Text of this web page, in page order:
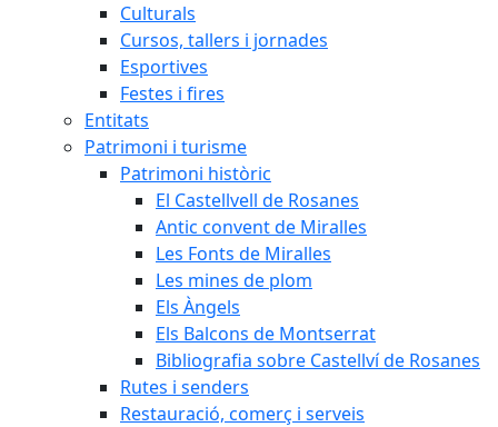
Culturals
Cursos, tallers i jornades
Esportives
Festes i fires
Entitats
Patrimoni i turisme
Patrimoni històric
El Castellvell de Rosanes
Antic convent de Miralles
Les Fonts de Miralles
Les mines de plom
Els Àngels
Els Balcons de Montserrat
Bibliografia sobre Castellví de Rosanes
Rutes i senders
Restauració, comerç i serveis